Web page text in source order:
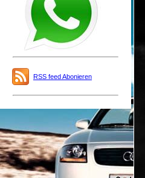
RSS feed Abonieren